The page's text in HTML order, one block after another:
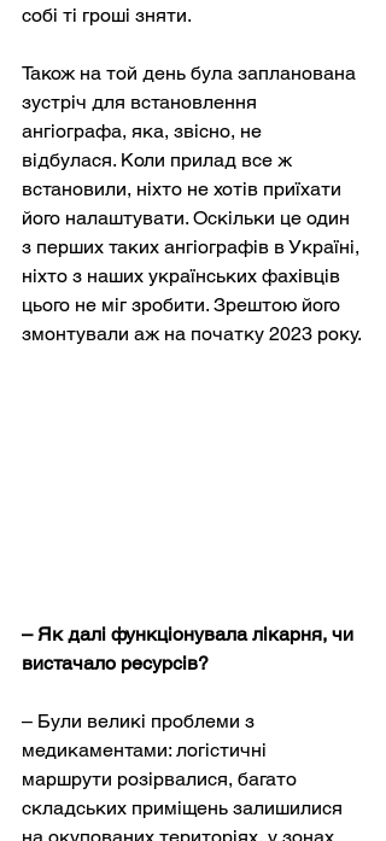
собі ті гроші зняти.
Також на той день була запланована
зустріч для встановлення
ангіографа, яка, звісно, не
відбулася. Коли прилад все ж
встановили, ніхто не хотів приїхати
його налаштувати. Оскільки це один
з перших таких ангіографів в Україні,
ніхто з наших українських фахівців
цього не міг зробити. Зрештою його
змонтували аж на початку 2023 року.
– Як далі функціонувала лікарня, чи
вистачало ресурсів?
– Були великі проблеми з
медикаментами: логістичні
маршрути розірвалися, багато
складських приміщень залишилися